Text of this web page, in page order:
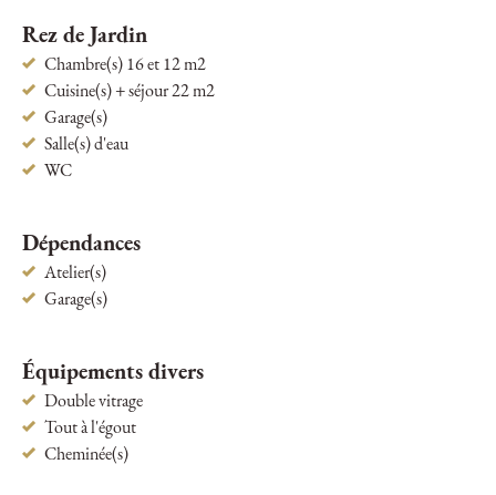
Rez de Jardin
Chambre(s) 16 et 12 m2
Cuisine(s) + séjour 22 m2
Garage(s)
Salle(s) d'eau
WC
Dépendances
Atelier(s)
Garage(s)
Équipements divers
Double vitrage
Tout à l'égout
Cheminée(s)